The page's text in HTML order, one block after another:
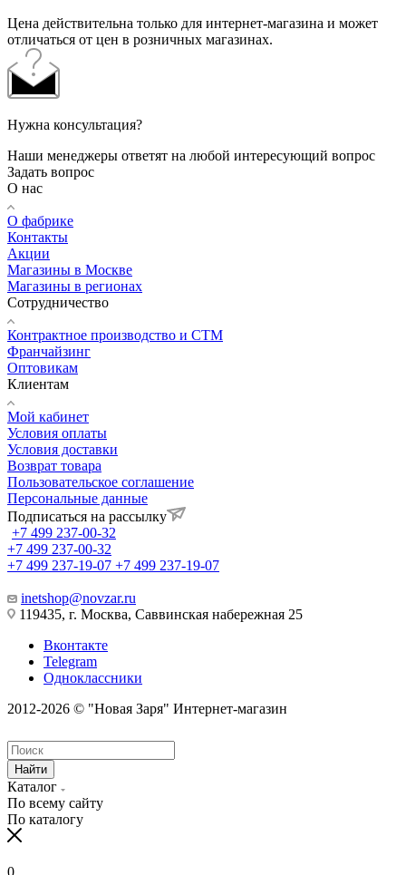
Цена действительна только для интернет-магазина и может
отличаться от цен в розничных магазинах.
Нужна консультация?
Наши менеджеры ответят на любой интересующий вопрос
Задать вопрос
О нас
О фабрике
Контакты
Акции
Магазины в Москве
Магазины в регионах
Сотрудничество
Контрактное производство и СТМ
Франчайзинг
Оптовикам
Клиентам
Мой кабинет
Условия оплаты
Условия доставки
Возврат товара
Пользовательское соглашение
Персональные данные
Подписаться на рассылку
+7 499 237-00-32
+7 499 237-00-32
+7 499 237-19-07 +7 499 237-19-07
inetshop@novzar.ru
119435, г. Москва, Саввинская набережная 25
Вконтакте
Telegram
Одноклассники
2012-2026 © "Новая Заря" Интернет-магазин
Найти
Каталог
По всему сайту
По каталогу